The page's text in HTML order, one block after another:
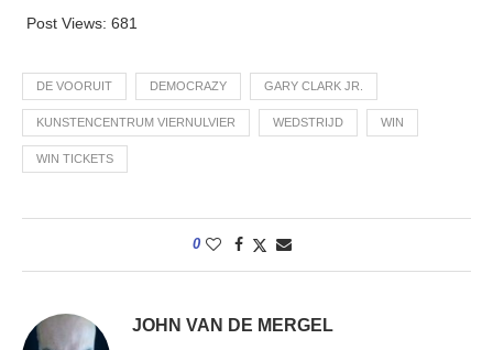
Post Views: 681
DE VOORUIT DEMOCRAZY GARY CLARK JR.
KUNSTENCENTRUM VIERNULVIER WEDSTRIJD WIN
WIN TICKETS
0
JOHN VAN DE MERGEL